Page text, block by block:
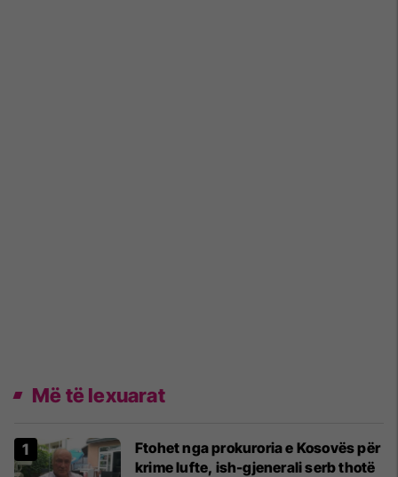
Më të lexuarat
Ftohet nga prokuroria e Kosovës për
krime lufte, ish-gjenerali serb thotë